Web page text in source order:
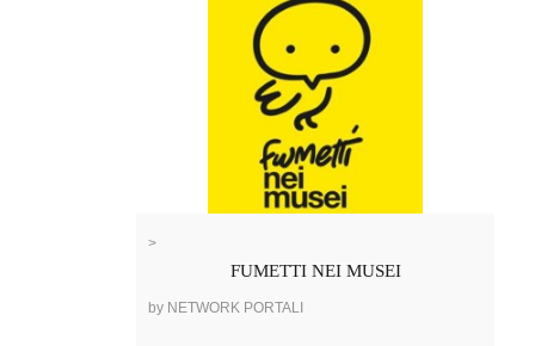
>
FUMETTI NEI MUSEI
by NETWORK PORTALI